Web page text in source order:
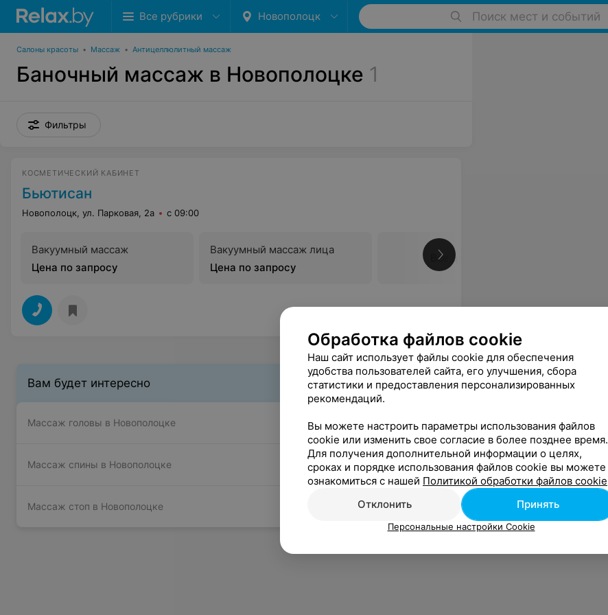
Все рубрики Новополоцк Поиск мест и событий
Салоны красоты • Массаж • Антицеллюлитный массаж
Баночный массаж в Новополоцке 1
Фильтры
КОСМЕТИЧЕСКИЙ КАБИНЕТ
Бьютисан
Новополоцк, ул. Парковая, 2а с 09:00
Вакуумный массаж
Цена по запросу
Вакуумный массаж лица
Цена по запросу
Все цены
Вам будет интересно
Массаж головы в Новополоцке
Массаж спины в Новополоцке
Массаж стоп в Новополоцке
Обработка файлов cookie
Наш сайт использует файлы cookie для обеспечения
удобства пользователей сайта, его улучшения, сбора
статистики и предоставления персонализированных
рекомендаций.
Вы можете настроить параметры использования файлов
cookie или изменить свое согласие в более позднее время.
Для получения дополнительной информации о целях,
сроках и порядке использования файлов cookie вы можете
ознакомиться с нашей Политикой обработки файлов cookie
Отклонить
Принять
Персональные настройки Cookie